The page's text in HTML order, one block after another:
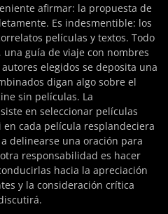
afirmar: la propuesta de
Es indesmentible: los
películas y textos. Todo
guía de viaje con nombres
elegidos se deposita una
digan algo sobre el
sin películas. La
en seleccionar películas
cada película resplandeciera
delinearse una oración para
responsabilidad es hacer
hacia la apreciación
y la consideración crítica